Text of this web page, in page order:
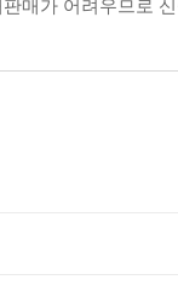
매가 어려우므로